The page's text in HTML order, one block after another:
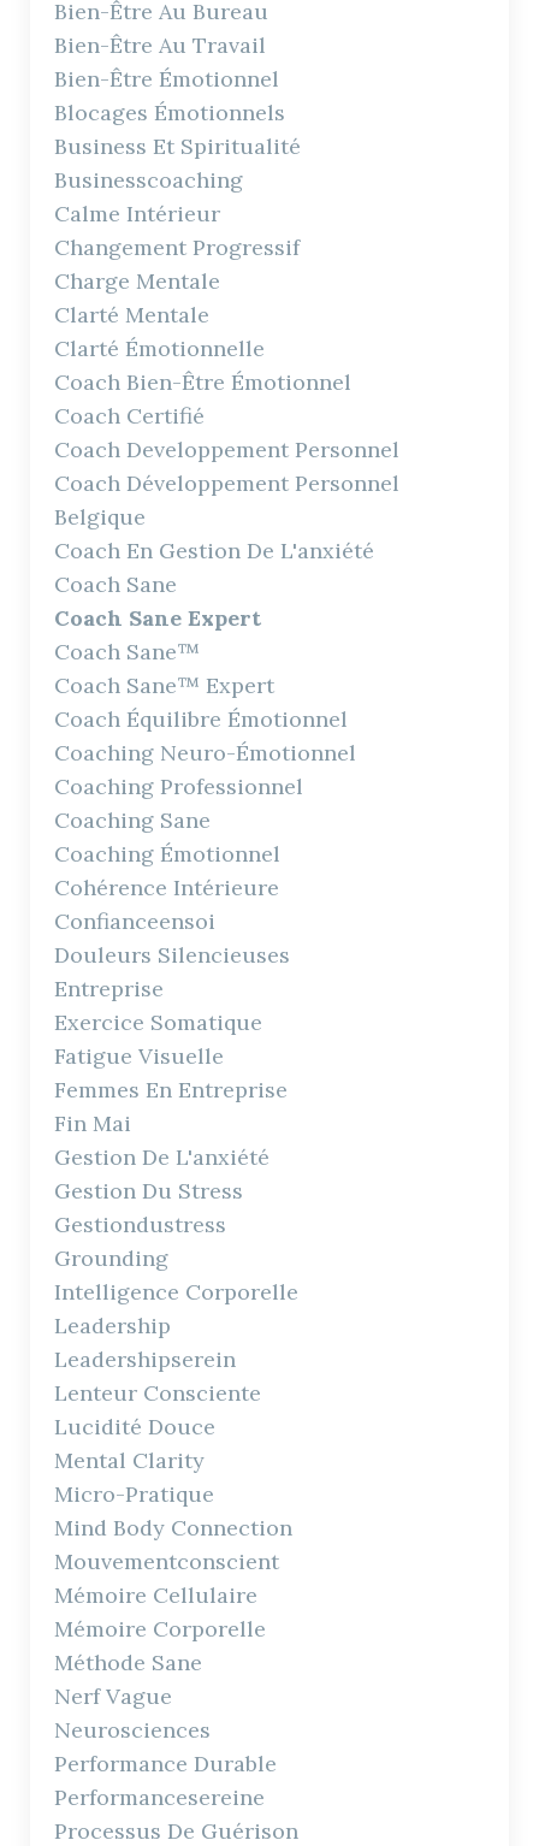
Bien-Être Au Bureau
Bien-Être Au Travail
Bien-Être Émotionnel
Blocages Émotionnels
Business Et Spiritualité
Businesscoaching
Calme Intérieur
Changement Progressif
Charge Mentale
Clarté Mentale
Clarté Émotionnelle
Coach Bien-Être Émotionnel
Coach Certifié
Coach Developpement Personnel
Coach Développement Personnel
Belgique
Coach En Gestion De L'anxiété
Coach Sane
Coach Sane Expert
Coach Sane™
Coach Sane™ Expert
Coach Équilibre Émotionnel
Coaching Neuro-Émotionnel
Coaching Professionnel
Coaching Sane
Coaching Émotionnel
Cohérence Intérieure
Confianceensoi
Douleurs Silencieuses
Entreprise
Exercice Somatique
Fatigue Visuelle
Femmes En Entreprise
Fin Mai
Gestion De L'anxiété
Gestion Du Stress
Gestiondustress
Grounding
Intelligence Corporelle
Leadership
Leadershipserein
Lenteur Consciente
Lucidité Douce
Mental Clarity
Micro-Pratique
Mind Body Connection
Mouvementconscient
Mémoire Cellulaire
Mémoire Corporelle
Méthode Sane
Nerf Vague
Neurosciences
Performance Durable
Performancesereine
Processus De Guérison